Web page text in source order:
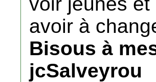
avoir à
Bisous à
jcSalveyrou